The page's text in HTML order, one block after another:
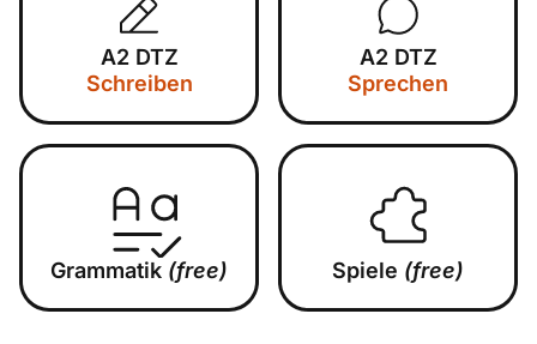
A2 DTZ
Schreiben
A2 DTZ
Sprechen
Grammatik (free) Spiele (free)